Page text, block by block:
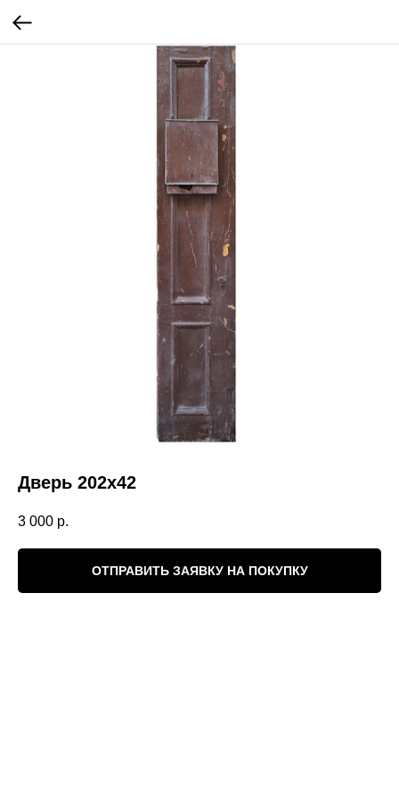
Дверь 202х42
3 000 р.
ОТПРАВИТЬ ЗАЯВКУ НА ПОКУПКУ